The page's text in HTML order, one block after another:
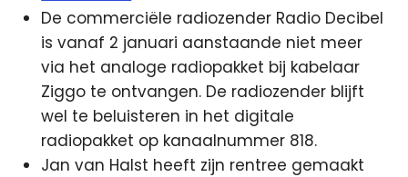
De commerciële radiozender Radio Decibel
is vanaf 2 januari aanstaande niet meer
via het analoge radiopakket bij kabelaar
Ziggo te ontvangen. De radiozender blijft
wel te beluisteren in het digitale
radiopakket op kanaalnummer 818.
Jan van Halst heeft zijn rentree gemaakt